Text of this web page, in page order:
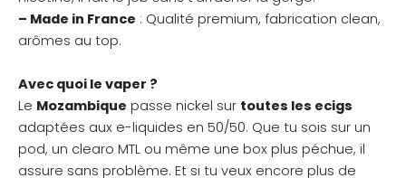
– Made in France : Qualité premium, fabrication clean,
arômes au top.
Avec quoi le vaper ?
Le Mozambique passe nickel sur toutes les ecigs
adaptées aux e-liquides en 50/50. Que tu sois sur un
pod, un clearo MTL ou même une box plus péchue, il
assure sans problème. Et si tu veux encore plus de